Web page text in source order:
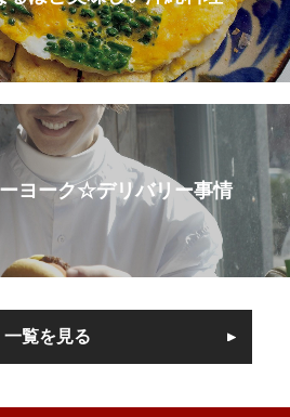
ヨーク☆デリバリー事情
一覧を見る